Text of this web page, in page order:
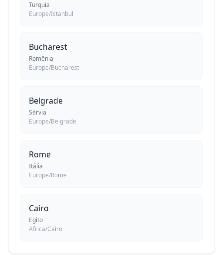
Turquia
Europe/Istanbul
Bucharest
Romênia
Europe/Bucharest
Belgrade
Sérvia
Europe/Belgrade
Rome
Itália
Europe/Rome
Cairo
Egito
Africa/Cairo